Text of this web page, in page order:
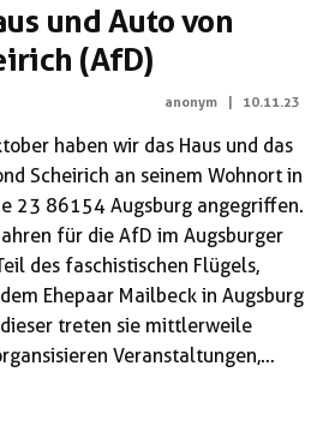
und Auto von
(AfD)
anonym | 10.11.23
haben wir das Haus und das
Scheirich an seinem Wohnort in
23 86154 Augsburg angegriffen.
für die AfD im Augsburger
des faschistischen Flügels,
Ehepaar Mailbeck in Augsburg
treten sie mittlerweile
Veranstaltungen,